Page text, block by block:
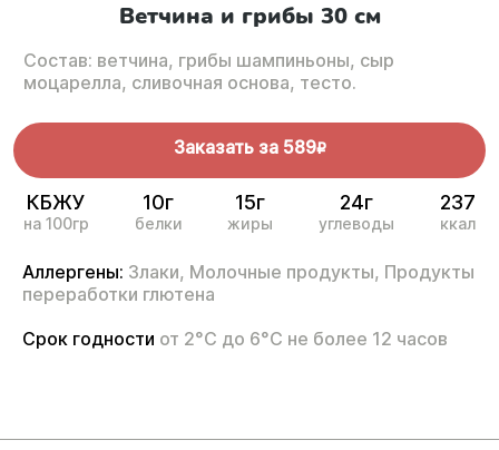
Ветчина и грибы 30 см
Состав: ветчина, грибы шампиньоны, сыр
моцарелла, сливочная основа, тесто.
Заказать за 589R
КБЖУ
на 100гр
10г
белки
15г
жиры
24г
углеводы
237
ккал
Аллергены: Злаки, Молочные продукты, Продукты
переработки глютена
Срок годности от 2°С до 6°С не более 12 часов